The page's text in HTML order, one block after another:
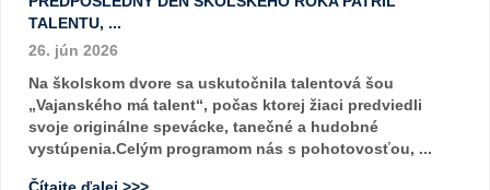
TALENTU, ...
26. jún 2026
Na školskom dvore sa uskutočnila talentová šou
„Vajanského má talent“, počas ktorej žiaci predviedli
svoje originálne spevácke, tanečné a hudobné
vystúpenia.Celým programom nás s pohotovosťou, ...
Čítajte ďalej >>>